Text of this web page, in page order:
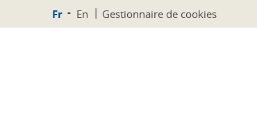
Fr En Gestionnaire de cookies